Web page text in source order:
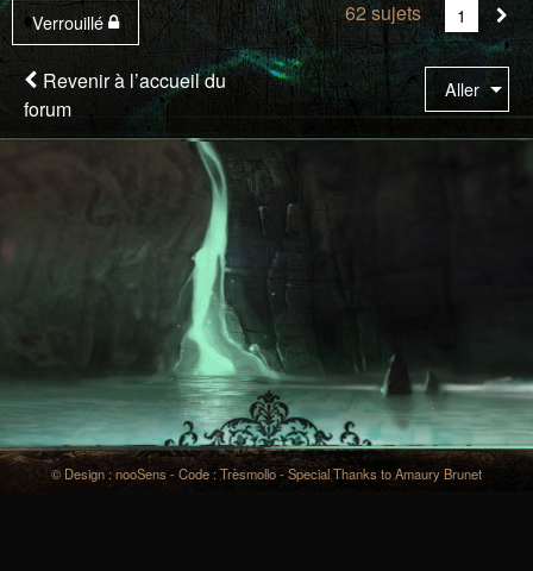
Verrouillé 62 sujets
Vous
êtes
à
la
page
1
Revenir à l’accueil du
forum
Aller
© Design : nooSens - Code : Trèsmollo - Special Thanks to Amaury Brunet